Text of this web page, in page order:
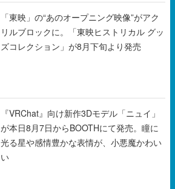
「東映」の“あのオープニング映像”がアク
リルブロックに。「東映ヒストリカル グッ
ズコレクション」が8月下旬より発売
『VRChat』向け新作3Dモデル「ニュイ」
が本日8月7日からBOOTHにて発売。瞳に
光る星や感情豊かな表情が、小悪魔かわい
い